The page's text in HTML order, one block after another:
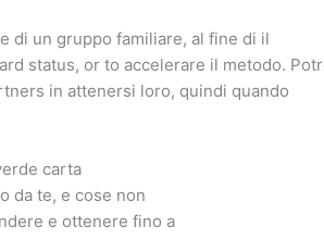
di un gruppo familiare, al fine di il
status, or to accelerare il metodo.
in attenersi loro, quindi quando
carta
da te, e cose non
e ottenere fino a